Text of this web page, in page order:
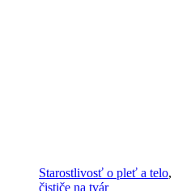
Starostlivosť o pleť a telo,
čističe na tvár